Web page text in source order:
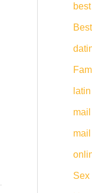
Sex